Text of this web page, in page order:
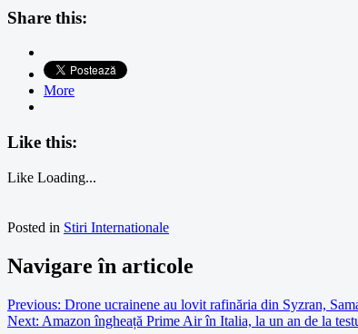
Share this:
More
Like this:
Like Loading...
Posted in Stiri Internationale
Navigare în articole
Previous: Drone ucrainene au lovit rafinăria din Syzran,
Next: Amazon îngheață Prime Air în Italia, la un an de la